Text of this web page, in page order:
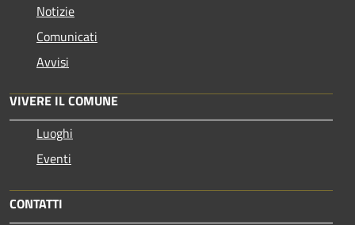
Notizie
Comunicati
Avvisi
VIVERE IL COMUNE
Luoghi
Eventi
CONTATTI